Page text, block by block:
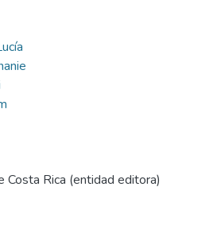
Costa Rica (entidad editora)